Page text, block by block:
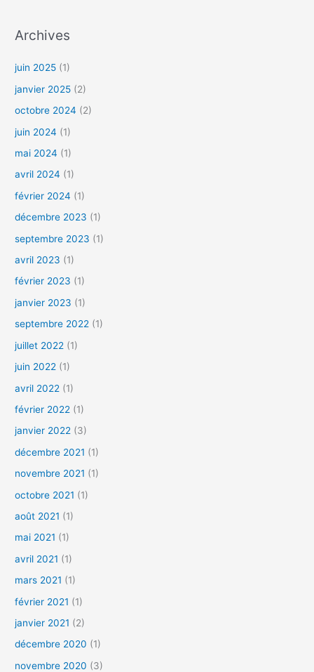
Archives
juin 2025 (1)
janvier 2025 (2)
octobre 2024 (2)
juin 2024 (1)
mai 2024 (1)
avril 2024 (1)
février 2024 (1)
décembre 2023 (1)
septembre 2023 (1)
avril 2023 (1)
février 2023 (1)
janvier 2023 (1)
septembre 2022 (1)
juillet 2022 (1)
juin 2022 (1)
avril 2022 (1)
février 2022 (1)
janvier 2022 (3)
décembre 2021 (1)
novembre 2021 (1)
octobre 2021 (1)
août 2021 (1)
mai 2021 (1)
avril 2021 (1)
mars 2021 (1)
février 2021 (1)
janvier 2021 (2)
décembre 2020 (1)
novembre 2020 (3)